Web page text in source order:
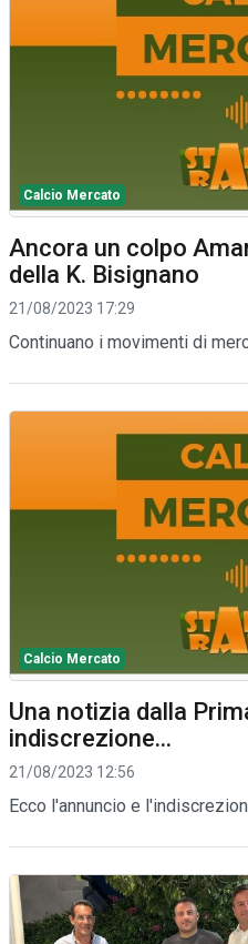
Calcio Mercato
Ancora un colpo
della K. Bisignano
21/08/2023 17:29
Continuano i movimenti di
Calcio Mercato
Una notizia dalla
indiscrezione...
21/08/2023 12:56
Ecco l'annuncio e